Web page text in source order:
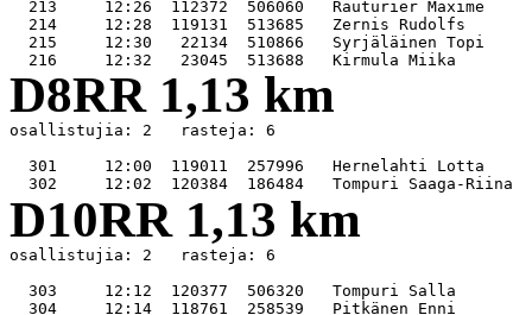
213     12:26  112372  506060
214     12:28  119131  513685
215     12:30   22134  510866
D8RR 1,13 km
osallistujia: 2   rasteja: 6
301     12:00  119011  257996
D10RR 1,13 km
osallistujia: 2   rasteja: 6
303     12:12  120377  506320